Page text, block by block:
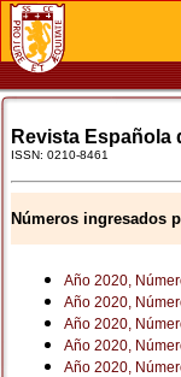
Revista Española
ISSN: 0210-8461
Números ingresados
Año 2020,
Año 2020,
Año 2020,
Año 2020,
Año 2020,